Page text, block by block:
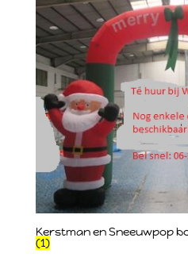
Kerstman en Sneeuwpop
(1)